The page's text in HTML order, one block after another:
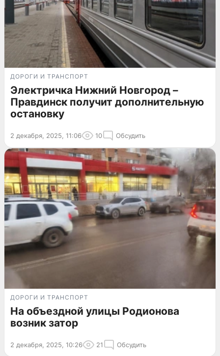
ДОРОГИ И ТРАНСПОРТ
Электричка Нижний Новгород –
Правдинск получит дополнительную
остановку
2 декабря, 2025, 11:06 10 Обсудить
ДОРОГИ И ТРАНСПОРТ
На объездной улицы Родионова
возник затор
2 декабря, 2025, 10:26 21 Обсудить